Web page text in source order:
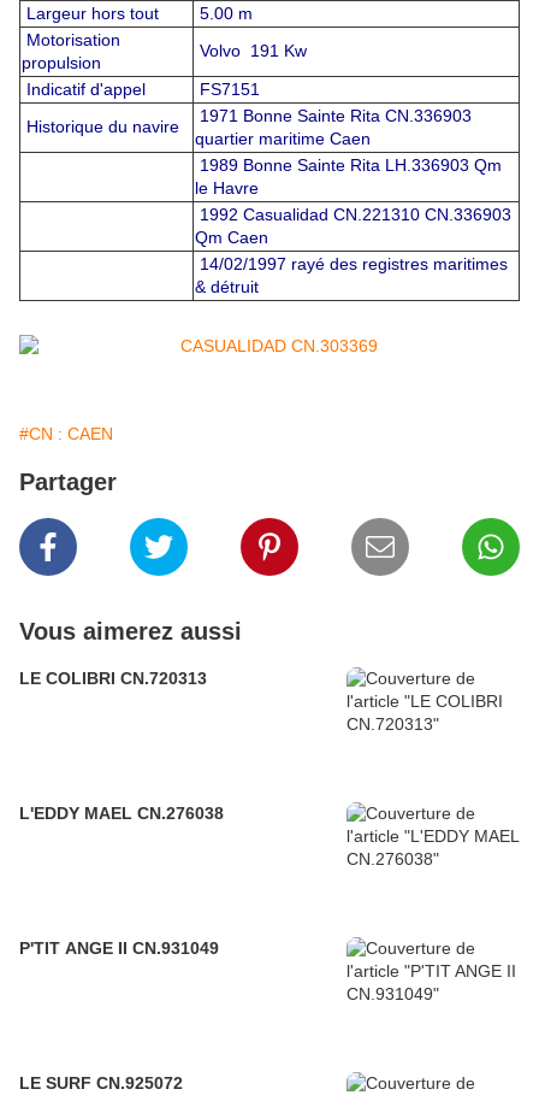
Largeur hors tout
5.00 m
Motorisation
propulsion
Volvo 191 Kw
Indicatif d'appel
FS7151
Historique du navire
1971 Bonne Sainte Rita CN.336903
quartier maritime Caen
1989 Bonne Sainte Rita LH.336903 Qm
le Havre
1992 Casualidad CN.221310 CN.336903
Qm Caen
14/02/1997 rayé des registres maritimes
& détruit
#CN : CAEN
Partager
Vous aimerez aussi
LE COLIBRI CN.720313
L'EDDY MAEL CN.276038
P'TIT ANGE II CN.931049
LE SURF CN.925072